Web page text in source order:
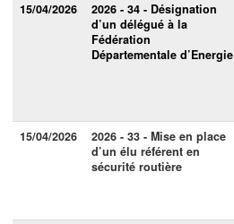
15/04/2026
2026 - 34 - Désignation
d’un délégué à la
Fédération
Départementale d’Energie
15/04/2026
2026 - 33 - Mise en place
d’un élu référent en
sécurité routière